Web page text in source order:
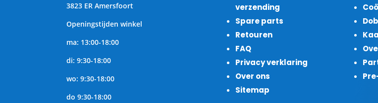
3823 ER Amersfoort
Openingstijden winkel
ma: 13:00-18:00
di: 9:30-18:00
wo: 9:30-18:00
do 9:30-18:00
verzending
Spare parts
Retouren
FAQ
Privacy verklaring
Over ons
Sitemap